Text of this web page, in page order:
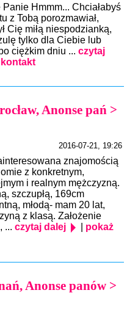
Hmmm... Chciałabyś
z Tobą porozmawiał,
Cię miłą niespodzianką,
tylko dla Ciebie lub
ciężkim dniu ... czytaj
Anonse pań >
2016-07-21, 19:26
znajomością
z konkretnym,
i realnym mężczyzną.
szczupłą, 169cm
młodą- mam 20 lat,
z klasą. Założenie
... czytaj dalej
pokaż
Anonse panów >